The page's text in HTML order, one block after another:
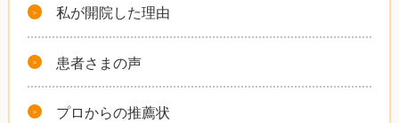
私が開院した理由
患者さまの声
プロからの推薦状